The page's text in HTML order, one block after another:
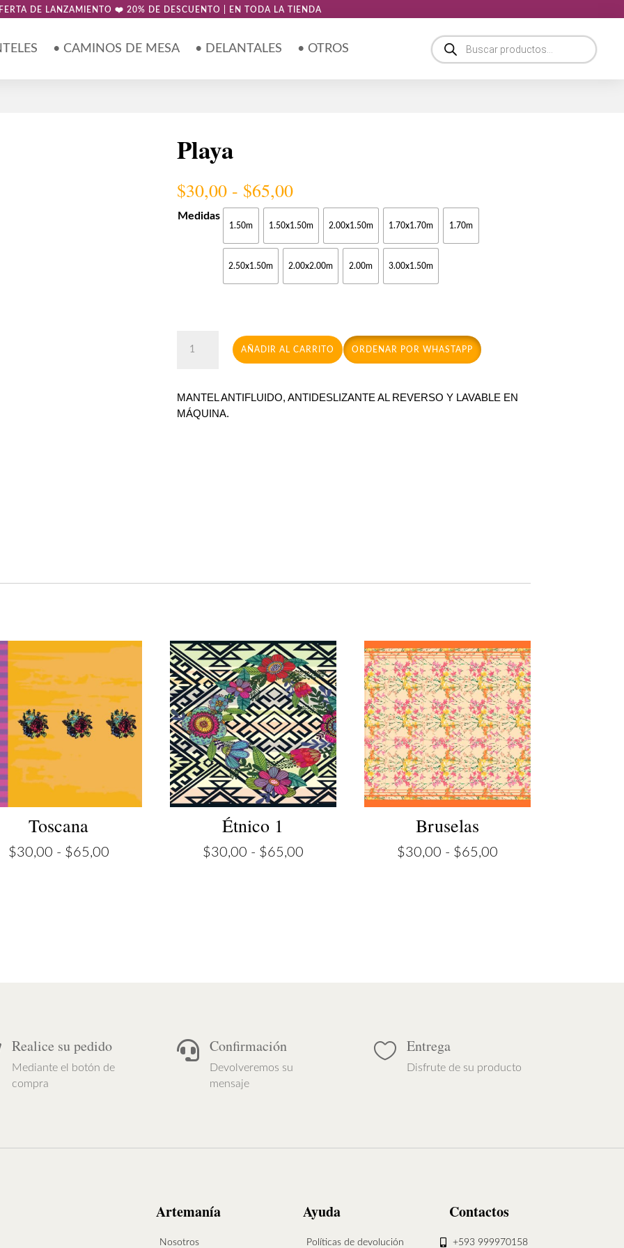
DE LANZAMIENTO ❤️ 20% DE DESCUENTO | EN TODA LA TIENDA
• CAMINOS DE MESA • DELANTALES • OTROS
Búsqueda
productos
Playa
$30,00 - $65,00Rango
de
precios:
desde
$30,00
hasta
$65,00
Medidas
1.50m 1.50x1.50m 2.00x1.50m 1.70x1.70m 1.70m
2.50x1.50m 2.00x2.00m 2.00m 3.00x1.50m
cantidad
AÑADIR AL CARRITO ORDENAR POR WHASTAPP
MANTEL ANTIFLUIDO, ANTIDESLIZANTE AL REVERSO Y LAVABLE EN
MÁQUINA.
Toscana
$30,00 - $65,00Rango
Étnico 1
$30,00 - $65,00Rango
Bruselas
$30,00 - $65,00Rango
Realice su pedido
Mediante el botón de
compra
 Confirmación
Devolveremos su
mensaje
 Entrega
Disfrute de su producto
Artemanía
Nosotros
Ayuda
Políticas de devolución
Contactos
+593 999970158